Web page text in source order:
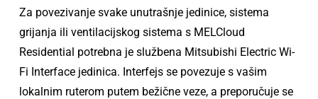
Za povezivanje svake unutrašnje jedinice, sistema
grijanja ili ventilacijskog sistema s MELCloud
Residential potrebna je službena Mitsubishi Electric Wi-
Fi Interface jedinica. Interfejs se povezuje s vašim
lokalnim ruterom putem bežične veze, a preporučuje se